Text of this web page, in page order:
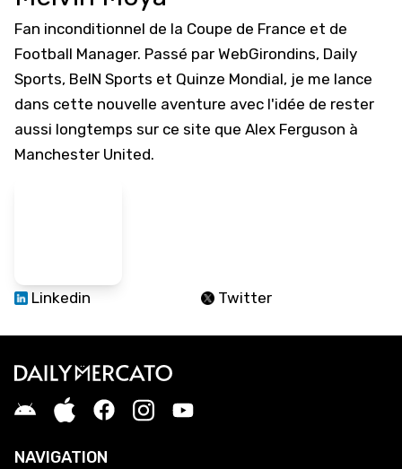
Fan inconditionnel de la Coupe de France et de
Football Manager. Passé par WebGirondins, Daily
Sports, BeIN Sports et Quinze Mondial, je me lance
dans cette nouvelle aventure avec l'idée de rester
aussi longtemps sur ce site que Alex Ferguson à
Manchester United.
Linkedin Twitter
NAVIGATION